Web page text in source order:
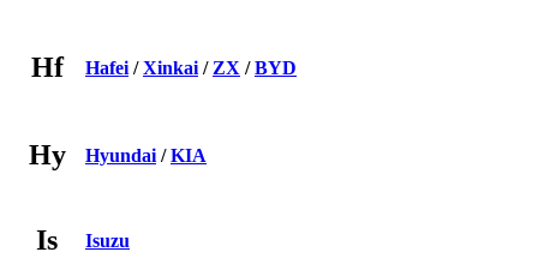
Hf Hafei /Xinkai / ZX /BYD
Hy Hyundai /KIA
Is Isuzu